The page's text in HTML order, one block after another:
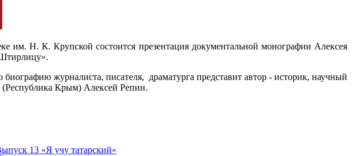
им. Н. К. Крупской состоится презентация документальной монографии Алексея
журналиста, писателя, драматурга представит автор - историк, научный
Крым) Алексей Репин.
13 «Я учу татарский»